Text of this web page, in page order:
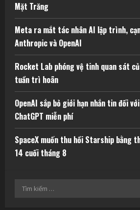
Mặt Trăng
Meta ra mắt tác nhân AI lập trình,
Anthropic và OpenAI
Rocket Lab phóng vệ tinh quan sát
tuần trì hoãn
OpenAI sắp bỏ giới hạn nhắn tin đối
ChatGPT miễn phí
SpaceX muốn thu hồi Starship bằng
14 cuối tháng 8
Tìm